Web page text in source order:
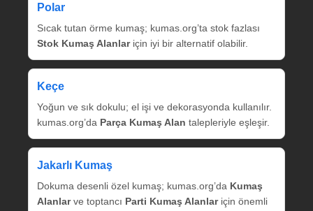
Polar
Sıcak tutan örme kumaş; kumas.org’ta stok fazlası
Stok Kumaş Alanlariçin iyi bir alternatif olabilir.
Keçe
Yoğun ve sık dokulu; el işi ve dekorasyonda kullanılır.
kumas.org’da Parça Kumaş Alan talepleriyle eşleşir.
Jakarlı Kumaş
Dokuma desenli özel kumaş; kumas.org’da Kumaş
Alanlarve toptancı Parti Kumaş Alanlariçin önemli